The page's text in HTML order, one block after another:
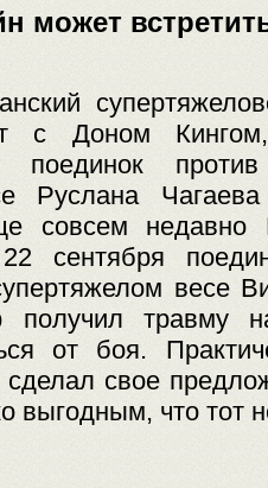
может
с Доном
поединок
Руслана
совсем недавно
сентября
весе
получил травму
от боя.
сделал свое
выгодным, что тот